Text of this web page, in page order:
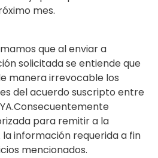
mes.
que al enviar a
solicitada se entiende que
manera irrevocable los
del acuerdo suscripto entre
YA.Consecuentemente
para remitir a la
la información requerida a fin
mencionados.